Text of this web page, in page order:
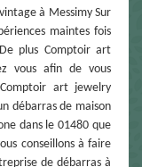
à Messimy Sur
maintes fois
plus Comptoir art
vous afin de vous
art jewelry
débarras de maison
dans le 01480 que
conseillons à faire
de débarras à